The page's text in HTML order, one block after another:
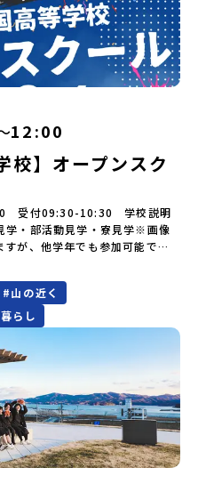
始日当日：50％・ご連絡無しで
解除：100％・催行中止について
わせる可能性があります。そ
ご連絡いたします。又、最少催
日3週間前までに催行中止の旨を
あるご質問その他、よくある
さい。運営団体について＜プ
育魅力化プラットフォーム＞
地域・社会をつくる」という
県に設立した教育事業団体で
がら、中学卒業後に地域の枠を
合った地域・学校で1〜3年間
らい留学」をはじめとした、
続けています。名 称：一般財
ォーム設 立：2017年3月代表
県松江市東本町二丁目25-6
HP：http://c-platform.or.jp/
mail：info@miratabi.jp「お
催情報を公式LINEにて配信
留学公式LINE
るの？」そんな保護者様の不安
スタッフが直接お答えしま
、ぜひご自宅からリラックス
前に必ずご確認ください・参加
込みいただく前に、「お申し
お申込みいただいた方の中か
目途に、お申し込み時に記入い
落選メール」をお送りいたし
た「当選確認フォーム」に３日
期日までにご回答いただけな
ただきます。当選取り消しが
絡させていただきます。登録
は下記の地域みらい留学公式
信制限設定をしていると、通
。その場合は、
信できるよう設定をお願いいた
せにはお答えしておりません
についてお申込はお一人様1回
お申込ください。申込後の内容
ルアドレスの入力間違いにご
に複数(同性2～4名程度)で宿泊
対応について個別の詳細なア
場合がございます。対応が必
。・参加取消や急遽参加でき
参加お取り消しはご遠慮下さ
お早めに事務局までご連絡く
「安全面」や「事務局のサポー
ます。ぜひ、ご自宅からお気
動画を視聴する]YouTube：
ログラム説明会〜「出水市・出
りしたい方へ〜全体説明を聞い
するの？」「どんな町な
です。出水市ならではの豊か
をたっぷりとお伝えします。
容： 出水市ってどんなとこ
お申し込み：https://c-
ぞ！「はじめての一人旅だ
の？」そんな保護者様の不安
スタッフが直接お答えしま
、ぜひご自宅からリラックス
に必ずご確認ください・参加
込みいただく前に、「お申し
となります。ご確認くださ
お申込みいただいた方の中か
目途に、お申し込み時に記入い
落選メール」をお送りいたし
「当選確認フォーム」に3日以
出をもって参加確定とさせて
日までにご回答いただけない
だきます。当選取り消しがあ
させていただきます。登録メ
下記の地域みらい留学公式
信制限設定をしていると、通
究してみませんか？地域と一
舘（たいらだて）高校」と
てくれる高校生は「平舘（た
校の特徴は「地域と一体にな
チカラを大切にしている」こ
取り組むユニークな高校で
実践的な探究やフィールドワ
は、そんなエネルギッシュに活
をしながら、町の文化・料理
もつことができる絶好の機
な体験をぜひ楽しんでください
グラム内容（予定）＜1日目＞
熱染色・発電所見学」 -八幡
ったアートづくり「ペンショ
空観察」※希望者＜2日目＞
学」 -高校生活をイメージし
元の方と交流を深める
るで表札づく
大更駅複合施設の見学」「振
振り返り -グループでの振り
※天候の状況や参加人数によっ
ます。参加概要【開催場所】
（月）〜8月5日（水）※参加が
20：00に 「参加者向け事前オ
定です。【集合場所・時間】
年前から続く自然と人の暮らし
ともに生きる豊かさに触れ、
んか？「地元以外の地域の暮
たい！」「大自然と生き物が好
将来の可能性をもっとひらきた
すすめ！「おためし地域留学体
し、地域の枠を超えて学校生活
できるプログラムです。はじ
タッフがしっかりとサポート
北海道 標津町（しべつちょ
（しべつちょう）は人口 約
るのは北方領土の国後島（くな
れている秘境・知床半島（し
い野鳥の宝庫である野付半島
でき、ミルクの里の牧草地が
で、海と緑と川の自然と生き
鮭（さけ）の聖地」としても
たほどで、今では「日本遺
ら続く伝統的な「鮭」の産業
す。一万年前の縄文時代か
、厳しい大自然と向き合い、
しながら生きていく姿勢は今
にも認定されている「サケ」
を育む酪農の歴史など、自然
が存在します。標津高校で
フードデザイン」の授業がお
素材を活かしたメニュー開発
DAY」としてオリジナル給食
12:00
校】オープンスク
受付09:30-10:30 学校説明
・部活動見学・寮見学※画像
が、他学年でも参加可能で
#山の近く
らし